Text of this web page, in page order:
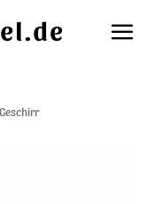
Geschirr